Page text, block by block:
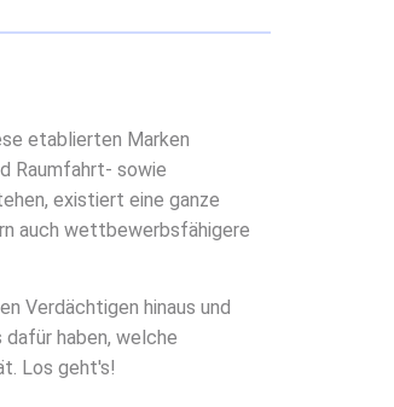
etablierten Marken
Raumfahrt- sowie
existiert eine ganze
auch wettbewerbsfähigere
Verdächtigen hinaus und
haben, welche
Los geht's!